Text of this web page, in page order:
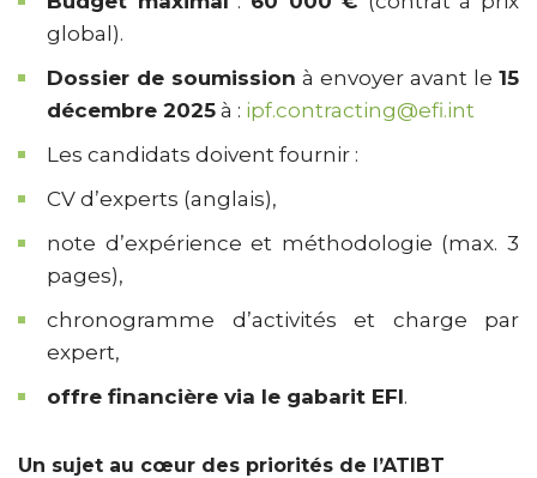
global).
Dossier de soumission à envoyer avant le 15
décembre 2025 à : ipf.contracting@efi.int
Les candidats doivent fournir :
CV d’experts (anglais),
note d’expérience et méthodologie (max. 3
pages),
chronogramme d’activités et charge par
expert,
offre financière via le gabarit EFI.
Un sujet au cœur des priorités de l’ATIBT